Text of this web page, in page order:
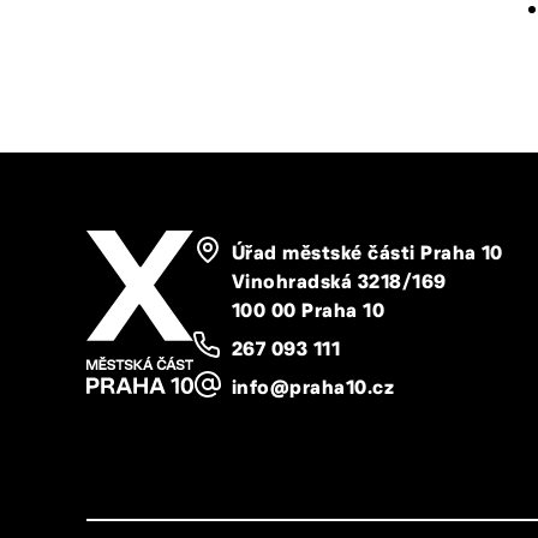
Úřad městské části Praha 10
Vinohradská 3218/169
100 00 Praha 10
267 093 111
info@praha10.cz